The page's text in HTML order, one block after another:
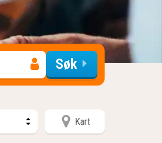
Søk
Kart